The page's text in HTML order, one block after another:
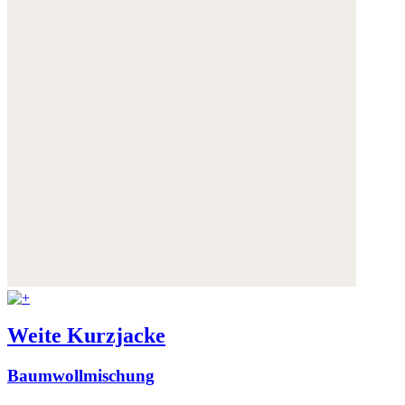
Weite Kurzjacke
Baumwollmischung